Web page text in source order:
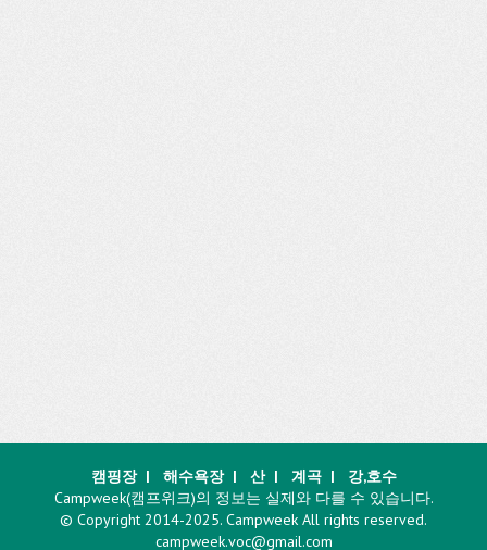
캠핑장| 해수욕장| 산| 계곡|
강,호수
Campweek(캠프위크)의 정보는 실제와 다를 수 있습니다.
© Copyright 2014-2025. Campweek All rights reserved.
campweek.voc@gmail.com